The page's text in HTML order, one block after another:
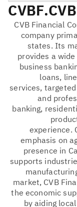
CVBF
CVB Financial
company
states. Its
provides a
business
loans,
services,
and
banking,
experience.
emphasis on
presence in
supports
market, CVB
the economic
by aiding